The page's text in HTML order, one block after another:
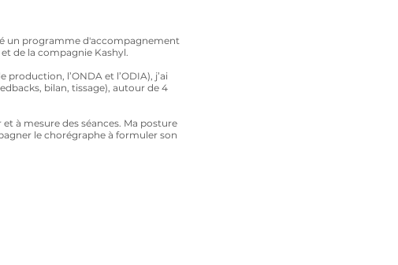
un programme d'accompagnement
de la compagnie Kashyl.
l’ONDA et l’ODIA), j’ai
bilan, tissage), autour de 4
à mesure des séances. Ma posture
le chorégraphe à formuler son